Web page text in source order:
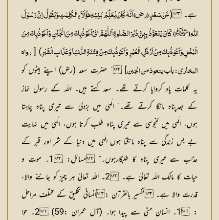
ہے۔ (عَنْ سَعْدٍ (رض) اَنَّہٗ کَانَ یُعَلِّمُ بَنِیْہِ ھٓؤُلَآءِ الْکَلِمٰتِ وَیَقُوْلُ اِنَّ رَسُوْلَ
اللّٰہِ (ﷺ) کَانَ یَتَعَوَّذُ بِھِنَّ دُبُرَ الصَّلٰوۃِ اَللّٰھُمَّ انیْ اَعُوْذُبِکَ مِنَ الْجُبْنِ وَاَعُوْذُبِکَ مِنَ
الْبُخْلِ وَاَعُوْذُبِکَ مِنْ اَرْذَلِ الْعُمُرِ وَاَعُوْذُبِکَ مِنْ فِتْنَۃِ الدُّنیَا وَعَذَابِ الْقَبْرِ) [ رواہ
البخاری : باب یتعوذ من الجبن] ” حضرت سعد (رض) اپنے بیٹوں کو
یہ کلمات یاد کروایا کرتے تھے۔ سعد کہتے ہیں۔ اللہ کے رسول نماز
کے بعدپناہ مانگا کرتے تھے۔” الٰہی میں بزدلی سے تیری پناہ چاہتا
ہوں، الٰہی میں کنجوسی سے تیری پناہ طلب کرتا ہوں، الٰہی میں نہایت
بے بس زندگی سے پناہ مانگتا ہوں الٰہی میں دنیا کے شر اور قبر کے
عذاب سے تیری پناہ کا طلبگارہوں۔“مسائل:
1۔ موت و
حیات کا مالک اللہ تعالیٰ ہے۔ 2۔ اللہ تعالیٰ ہر چیز کو جاننے والا،
قدرت والا ہے۔تفسیر بالقرآن : انسانی تخلیق کے مختلف مراحل
:
1۔ انسان مٹی سے پیدا ہوا۔ (آل عمران :59) 2۔ حوا